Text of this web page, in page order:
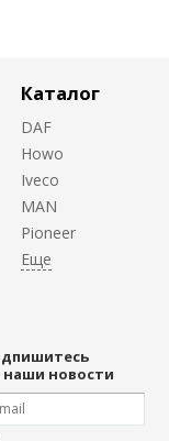
Каталог
DAF
Howo
Iveco
MAN
Pioneer
наши новости